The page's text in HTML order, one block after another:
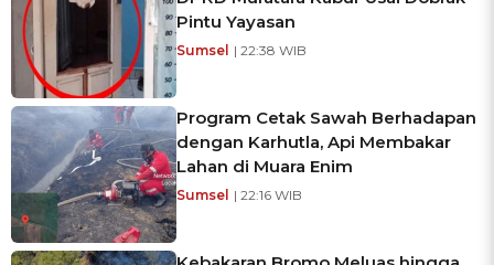
Pintu Yayasan
Sumsel | 22:38 WIB
Program Cetak Sawah Berhadapan
dengan Karhutla, Api Membakar
Lahan di Muara Enim
Sumsel | 22:16 WIB